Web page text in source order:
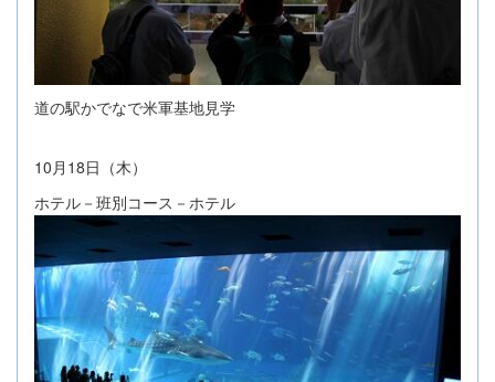
道の駅かでなで米軍基地見学
10 月 18 日（木）
ホテル－班別コース－ホテル